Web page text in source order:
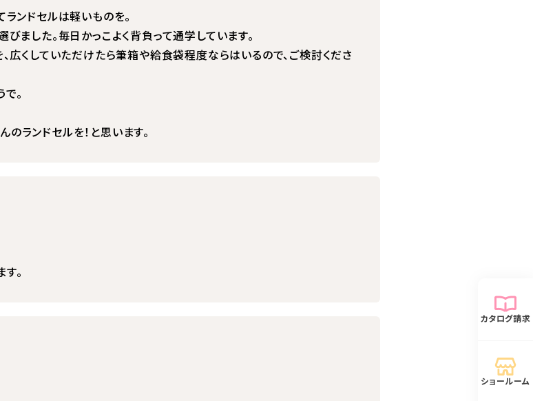
カタログ請求
ショールーム
ンドセルは軽いものを。
ました。毎日かっこよく背負って通学しています。
広くしていただけたら筆箱や給食袋程度ならはいるので、ご検討くださ
。
ランドセルを！と思います。
。